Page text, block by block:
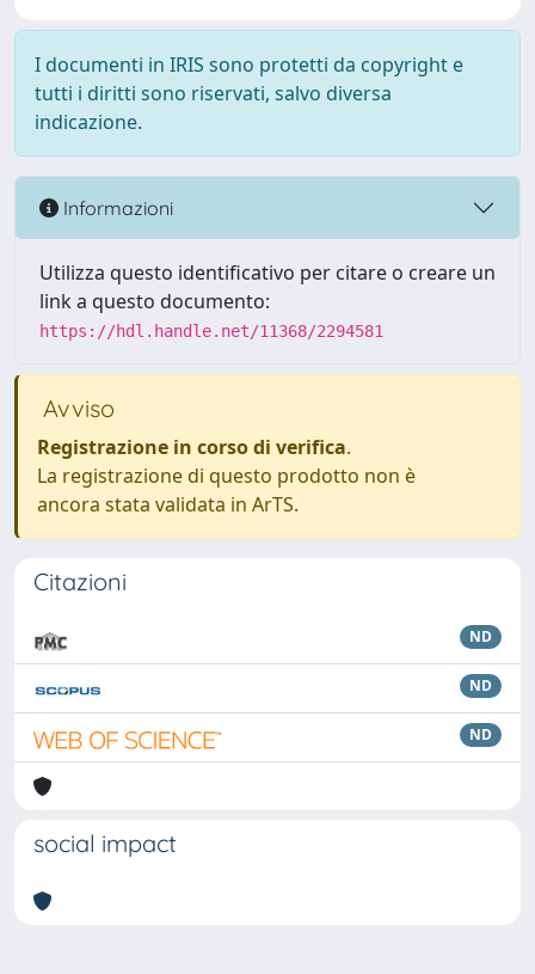
I documenti in IRIS sono protetti da copyright e
tutti i diritti sono riservati, salvo diversa
indicazione.
Informazioni
Utilizza questo identificativo per citare o creare un
link a questo documento:
https://hdl.handle.net/11368/2294581
Avviso
Registrazione in corso di verifica.
La registrazione di questo prodotto non è
ancora stata validata in ArTS.
Citazioni
ND
ND
ND
social impact